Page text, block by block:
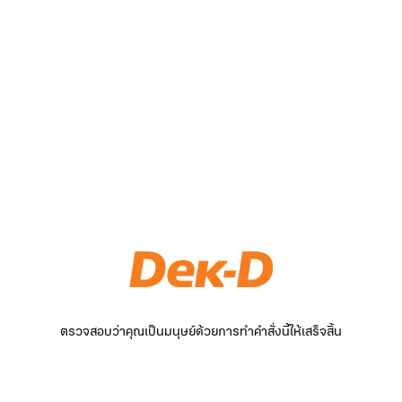
ตรวจสอบว่าคุณเป็นมนุษย์ด้วยการทำคำสั่งนี้ให้เสร็จสิ้น